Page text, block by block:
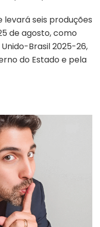
levará seis produções
de agosto, como
Brasil 2025-26,
do Estado e pela